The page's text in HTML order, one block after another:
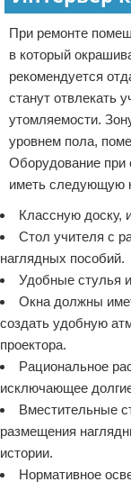
При ремонте
в который
рекомендуется
станут отвлекать
утомляемости.
уровнем пола,
Оборудование при
иметь следующую
Классную доску,
Стол учителя с
наглядных пособий.
Удобные стулья
Окна должны
создать удобную
проектора.
Рациональное
исключающее
Вместительные
размещения
истории.
Нормативное